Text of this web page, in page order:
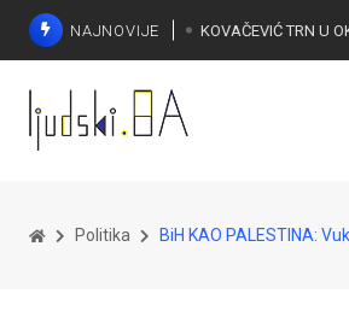
NAJNOVIJE
Politika BiH KAO PALESTINA: